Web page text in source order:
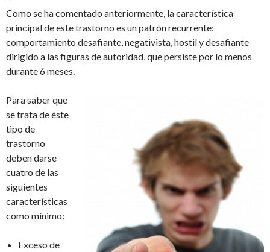
Como se ha comentado anteriormente, la característica
principal de este trastorno es un patrón recurrente:
comportamiento desafiante, negativista, hostil y desafiante
dirigido a las figuras de autoridad, que persiste por lo menos
durante 6 meses.
Para saber que
se trata de éste
tipo de
trastorno
deben darse
cuatro de las
siguientes
características
como mínimo:
Exceso de